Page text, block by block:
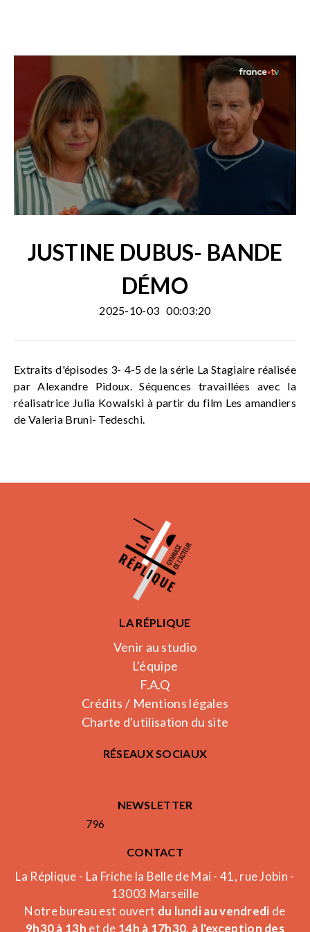
JUSTINE DUBUS- BANDE
DÉMO
2025-10-03 00:03:20
Extraits d'épisodes 3- 4-5 de la série La Stagiaire réalisée
par Alexandre Pidoux. Séquences travaillées avec la
réalisatrice Julia Kowalski à partir du film Les amandiers
de Valeria Bruni- Tedeschi.
LA RÉPLIQUE
Venir au studio
L'équipe
F.A.Q
Crédits / Mentions légales
Charte d'utilisation du site
RÉSEAUX SOCIAUX
NEWSLETTER
796
CONTACT
La Réplique - La Friche la Belle de Mai - 41, rue Jobin -
13003 Marseille
Notre bureau est ouvert du lundi au vendredi de
9h30 à 13h et de 14h à 17h30, à l'exception des